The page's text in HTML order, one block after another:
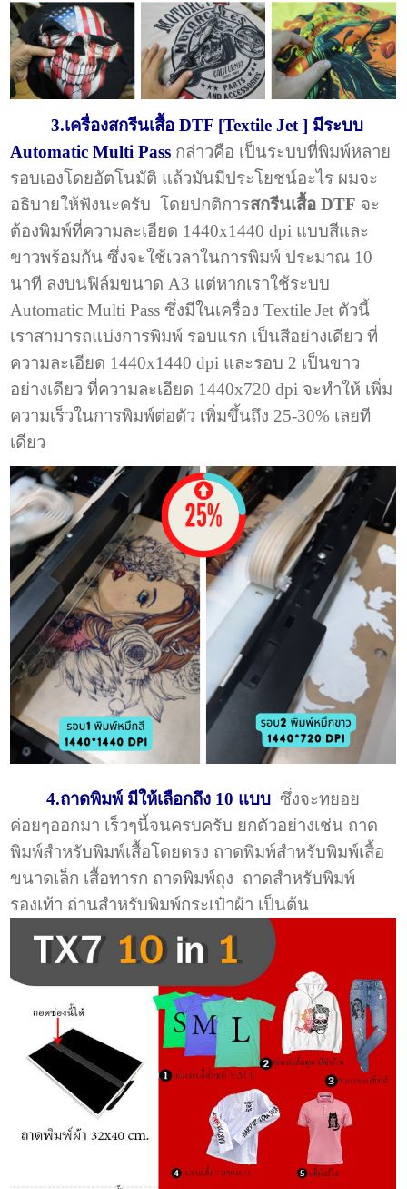
3.เครื่องสกรีนเสื้อ DTF [Textile Jet ] มีระบบ
Automatic Multi Pass กล่าวคือ เป็นระบบที่พิมพ์หลาย
รอบเองโดยอัตโนมัติ แล้วมันมีประโยชน์อะไร ผมจะ
อธิบายให้ฟังนะครับ โดยปกติการสกรีนเสื้อ DTF จะ
ต้องพิมพ์ที่ความละเอียด 1440x1440 dpi แบบสีและ
ขาวพร้อมกัน ซึ่งจะใช้เวลาในการพิมพ์ ประมาณ 10
นาที ลงบนฟิล์มขนาด A3 แต่หากเราใช้ระบบ
Automatic Multi Pass ซึ่งมีในเครื่อง Textile Jet ตัวนี้
เราสามารถแบ่งการพิมพ์ รอบแรก เป็นสีอย่างเดียว ที่
ความละเอียด 1440x1440 dpi และรอบ 2 เป็นขาว
อย่างเดียว ที่ความละเอียด 1440x720 dpi จะทำให้ เพิ่ม
ความเร็วในการพิมพ์ต่อตัว เพิ่มขึ้นถึง 25-30% เลยที
เดียว
4.ถาดพิมพ์ มีให้เลือกถึง 10 แบบ ซึ่งจะทยอย
ค่อยๆออกมา เร็วๆนี้จนครบครับ ยกตัวอย่างเช่น ถาด
พิมพ์สำหรับพิมพ์เสื้อโดยตรง ถาดพิมพ์สำหรับพิมพ์เสื้อ
ขนาดเล็ก เสื้อทารก ถาดพิมพ์ถุง ถาดสำหรับพิมพ์
รองเท้า ถ่านสำหรับพิมพ์กระเป๋าผ้า เป็นต้น